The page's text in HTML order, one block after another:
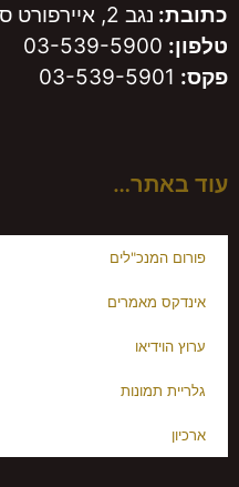
כתובת: נגב 2, איירפורט סיטי, 7019900
טלפון: 03-539-5900
פקס:
עוד באתר…
פורום המנכ"לים
אינדקס מאמרים
ערוץ הוידיאו
גלריית תמונות
ארכיון